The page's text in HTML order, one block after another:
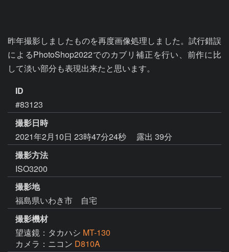
昨年撮影しましたものを再度画像処理しました。試行錯誤
によるPhotoShop2022でのカブリ補正を行い、前作に比
して淡い部分も表現出来たと思います。
ID
#83123
撮影日時
2021年2月10日 23時47分24秒
露出 39分
撮影方法
ISO3200
撮影地
福島県いわき市 自宅
撮影機材
望遠鏡：タカハシ MT-130
カメラ：ニコン D810A